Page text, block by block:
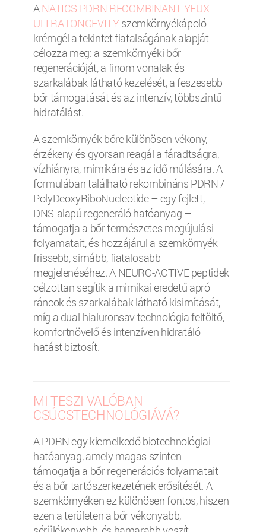
ANATICS PDRN RECOMBINANT YEUX
ULTRA LONGEVITYszemkörnyékápoló
krémgél a tekintet fiatalságának alapját
célozza meg: a szemkörnyéki bőr
regenerációját, a finom vonalak és
szarkalábak látható kezelését, a feszesebb
bőr támogatását és az intenzív, többszintű
hidratálást.
A szemkörnyék bőre különösen vékony,
érzékeny és gyorsan reagál a fáradtságra,
vízhiányra, mimikára és az idő múlására. A
formulában található rekombináns PDRN /
PolyDeoxyRiboNucleotide – egy fejlett,
DNS-alapú regeneráló hatóanyag –
támogatja a bőr természetes megújulási
folyamatait, és hozzájárul a szemkörnyék
frissebb, simább, fiatalosabb
megjelenéséhez. A NEURO-ACTIVE peptidek
célzottan segítik a mimikai eredetű apró
ráncok és szarkalábak látható kisimítását,
míg a dual-hialuronsav technológia feltöltő,
komfortnövelő és intenzíven hidratáló
hatást biztosít.
MI TESZI VALÓBAN
CSÚCSTECHNOLÓGIÁVÁ?
A PDRN egy kiemelkedő biotechnológiai
hatóanyag, amely magas szinten
támogatja a bőr regenerációs folyamatait
és a bőr tartószerkezetének erősítését. A
szemkörnyéken ez különösen fontos, hiszen
ezen a területen a bőr vékonyabb,